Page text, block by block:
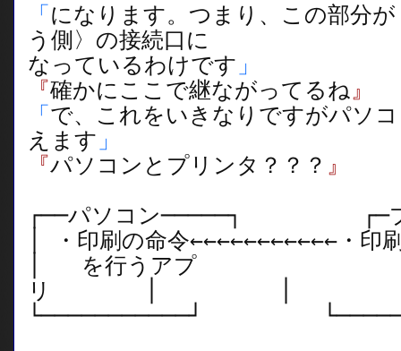
「になります。つまり、この部分
う側〉の接続口に
なっているわけです 」
『確かにここで継ながってるね』
「で、これをいきなりですがパソ
えます 」
『パソコンとプリンタ？？？ 』
┌──パソコン─────┐ ┌─プ
│ ・印刷の命令
│ を行うアプ
リ │
└───────────┘